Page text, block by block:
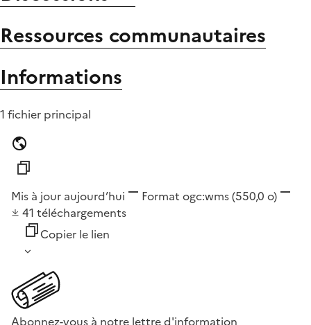
Ressources communautaires
Informations
1 fichier principal
Mis à jour aujourd’hui Format ogc:wms(550,0 o)
41 téléchargements
Copier le lien